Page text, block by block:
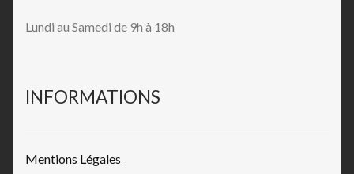
Lundi au Samedi de 9h à 18h
INFORMATIONS
Mentions L égales